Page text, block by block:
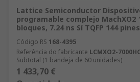
Lattice Semiconductor
programable complejo MachXO2
bloques, 7.24 ns Sí TQFP 144 pines
Código RS 168-4395
Referência do fabricante LCMXO2-
Subtotal (1 bandeja de 60 unidades)
1 433,70 €